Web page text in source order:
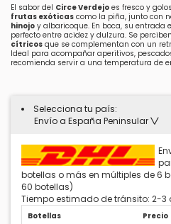
El sabor del Circe Verdejo es fresco y
frutas exóticas como la piña, junto con
hinojo y albaricoque. En boca, su entrada
perfecto entre acidez y dulzura. Se
cítricos que se complementan con un
Ideal para acompañar aperitivos,
recomienda servir a una temperatura de
Selecciona tu país:
Envío a España Peninsular
botellas o más en múltiples de 6
60 botellas)
Tiempo estimado de tránsito: 2-3
Botellas Precio